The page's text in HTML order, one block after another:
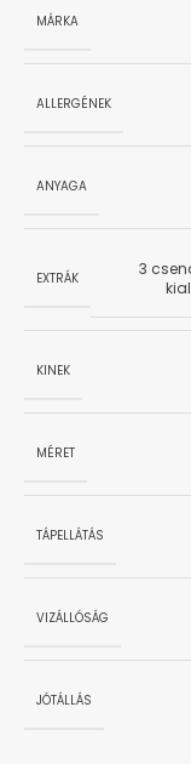
MÁRKA
ALLERGÉNEK
ANYAGA
EXTRÁK 3
KINEK
MÉRET
TÁPELLÁTÁS
VIZÁLLÓSÁG
JÓTÁLLÁS